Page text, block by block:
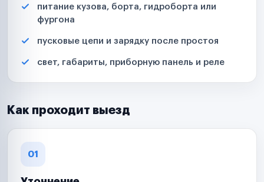
питание кузова, борта, гидроборта или
фургона
пусковые цепи и зарядку после простоя
свет, габариты, приборную панель и реле
Как проходит выезд
01